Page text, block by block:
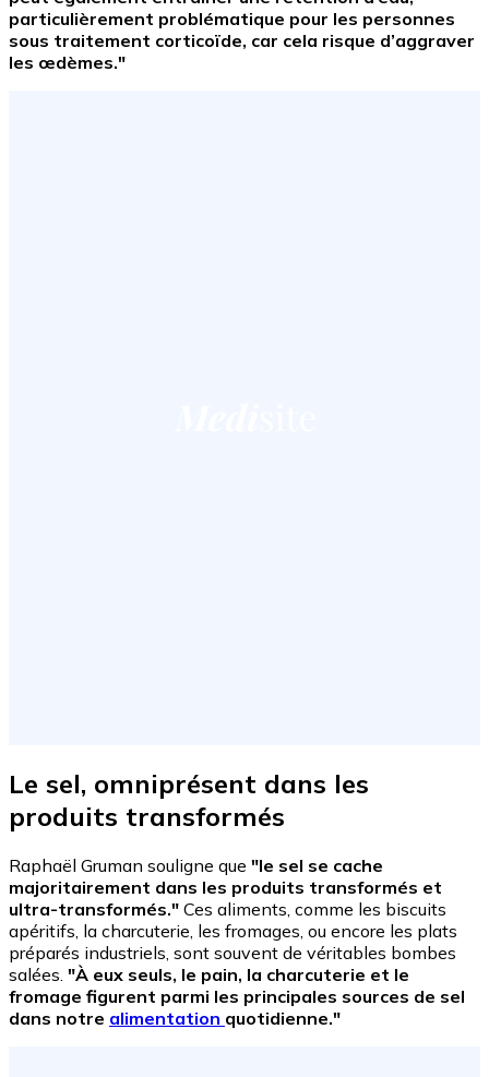
particulièrement problématique pour les personnes
sous traitement corticoïde, car cela risque d’aggraver
les œdèmes."
Le sel, omniprésent dans les
produits transformés
Raphaël Gruman souligne que "le sel se cache
majoritairement dans les produits transformés et
ultra-transformés." Ces aliments, comme les biscuits
apéritifs, la charcuterie, les fromages, ou encore les plats
préparés industriels, sont souvent de véritables bombes
salées. "À eux seuls, le pain, la charcuterie et le
fromage figurent parmi les principales sources de sel
dans notre alimentation quotidienne."